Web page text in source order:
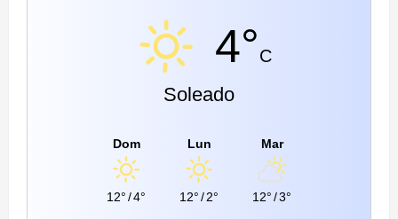
4°C
Soleado
Dom
12°/4°
Lun
12°/2°
Mar
12°/3°